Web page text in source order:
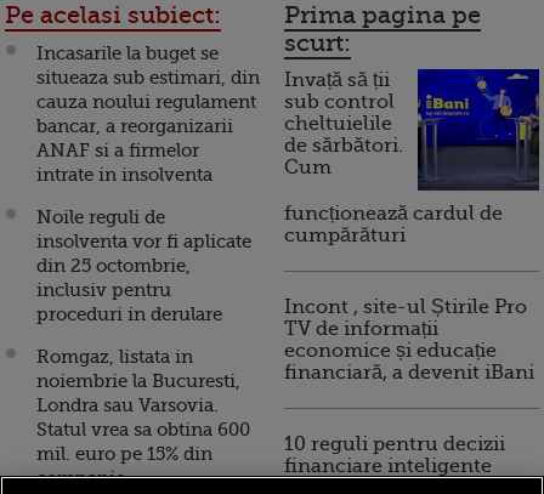
Pe acelasi subiect:
Incasarile la buget se
situeaza sub estimari, din
cauza noului regulament
bancar, a reorganizarii
ANAF si a firmelor
intrate in insolventa
Noile reguli de
insolventa vor fi aplicate
din 25 octombrie,
inclusiv pentru
proceduri in derulare
Romgaz, listata in
noiembrie la Bucuresti,
Londra sau Varsovia.
Statul vrea sa obtina 600
mil. euro pe 15% din
companie
Prima pagina pe
scurt:
Invață să ții
sub control
cheltuielile
de sărbători.
Cum
funcționează cardul de
cumpărături
Incont , site-ul Știrile Pro
TV de informații
economice și educație
financiară, a devenit iBani
10 reguli pentru decizii
financiare inteligente